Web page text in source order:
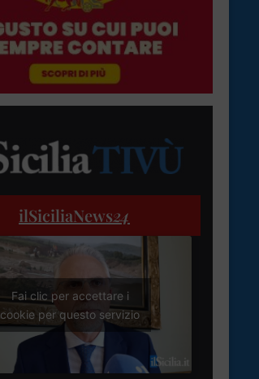
ilSiciliaNews24
Fai clic per accettare i
cookie per questo servizio